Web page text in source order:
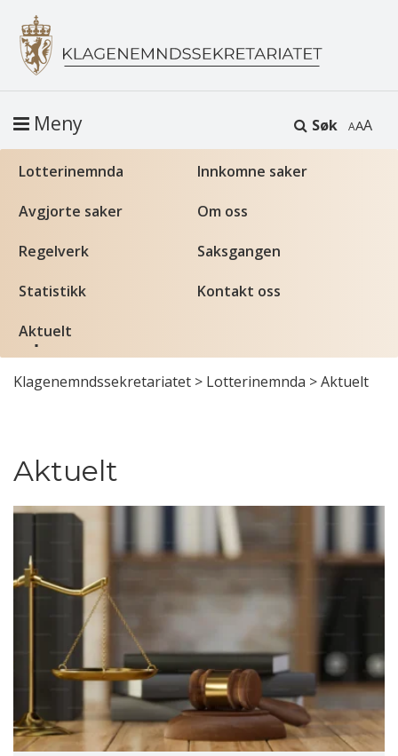
Søk A
Meny
Lotterinemnda Innkomne saker
Avgjorte saker Om oss
Regelverk Saksgangen
Statistikk Kontakt oss
Aktuelt
Klagenemndssekretariatet > Lotterinemnda >Aktuelt
Aktuelt